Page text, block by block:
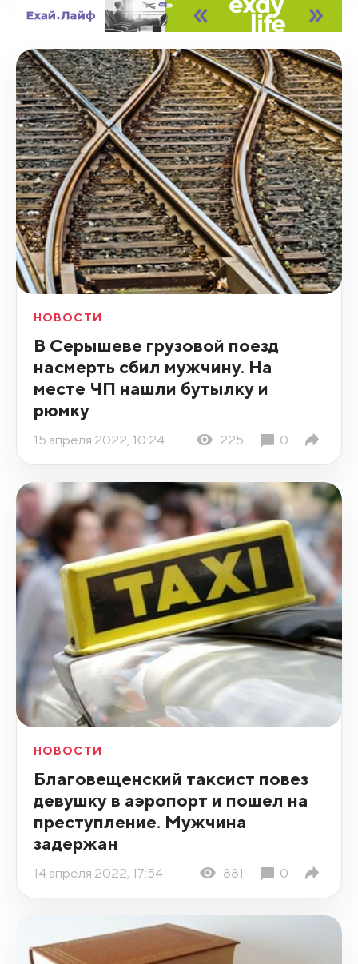
НОВОСТИ
В Серышеве грузовой поезд
насмерть сбил мужчину. На
месте ЧП нашли бутылку и
рюмку
15 апреля 2022, 10:24 225 0
НОВОСТИ
Благовещенский таксист повез
девушку в аэропорт и пошел на
преступление. Мужчина
задержан
14 апреля 2022, 17:54 881 0